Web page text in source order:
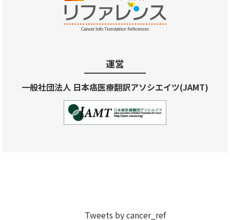
運営
一般社団法人 日本癌医療翻訳アソシエイツ(JAMT)
Tweets by cancer_ref